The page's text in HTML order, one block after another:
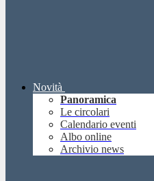
Novità
Panoramica
Le circolari
Calendario eventi
Albo online
Archivio news